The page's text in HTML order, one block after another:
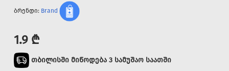
ბრენდი: Brand
1.9 ₾
თბილისში მიწოდება 3 სამუშაო საათში